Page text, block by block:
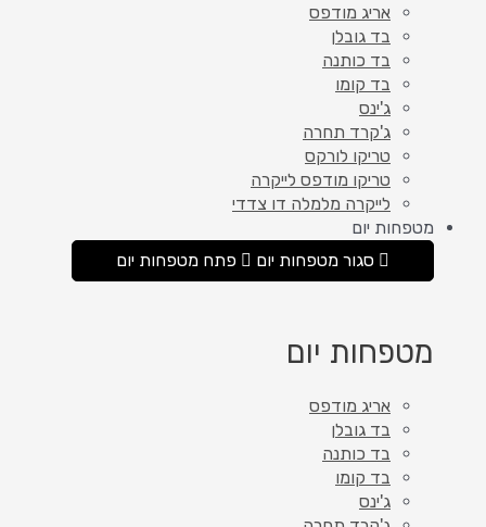
אריג מודפס
בד גובלן
בד כותנה
בד קומו
ג'ינס
ג'קרד תחרה
טריקו לורקס
טריקו מודפס לייקרה
לייקרה מלמלה דו צדדי
מטפחות יום
סגור מטפחות יום
פתח מטפחות יום
מטפחות יום
אריג מודפס
בד גובלן
בד כותנה
בד קומו
ג'ינס